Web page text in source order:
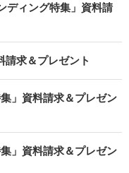
ディング特集」資料請
請求＆プレゼント
」資料請求＆プレゼン
」資料請求＆プレゼン